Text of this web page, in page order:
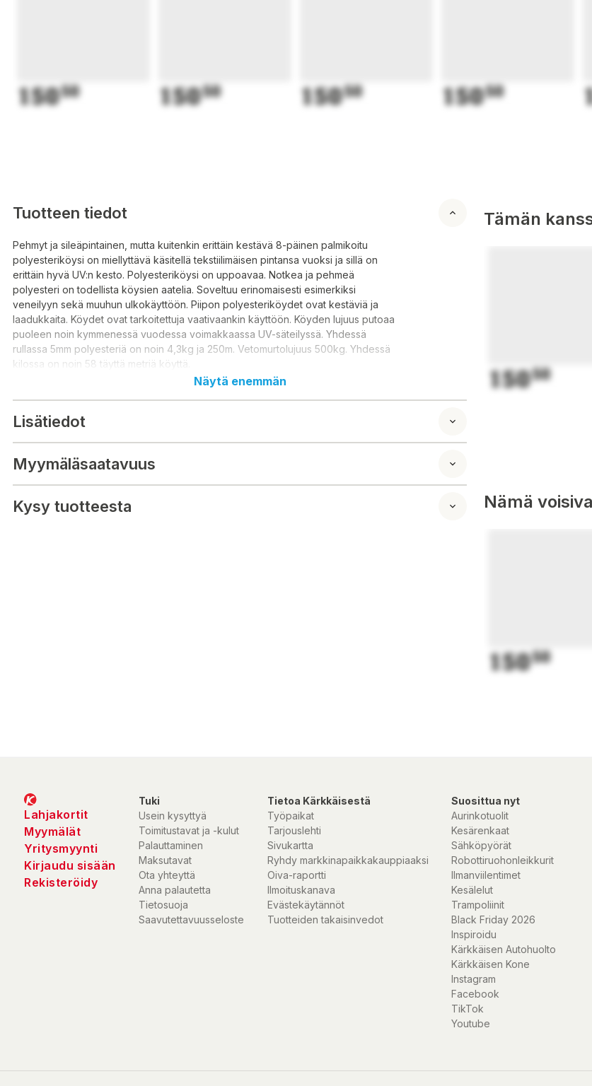
15050 15050 15050 15050
Tuotteen tiedot
Pehmyt ja sileäpintainen, mutta kuitenkin erittäin kestävä 8-päinen palmikoitu
polyesteriköysi on miellyttävä käsitellä tekstiilimäisen pintansa vuoksi ja sillä on
erittäin hyvä UV:n kesto. Polyesteriköysi on uppoavaa. Notkea ja pehmeä
polyesteri on todellista köysien aatelia. Soveltuu erinomaisesti esimerkiksi
veneilyyn sekä muuhun ulkokäyttöön. Piipon polyesteriköydet ovat kestäviä ja
laadukkaita. Köydet ovat tarkoitettuja vaativaankin käyttöön. Köyden lujuus putoaa
puoleen noin kymmenessä vuodessa voimakkaassa UV-säteilyssä. Yhdessä
rullassa 5mm polyesteriä on noin 4,3kg ja 250m. Vetomurtolujuus 500kg. Yhdessä
kilossa on noin 58 täyttä metriä köyttä.
Näytä enemmän
Lisätiedot
Myymäläsaatavuus
Kysy tuotteesta
Tämän
15050
Nämä
15050
Lahjakortit
Myymälät
Yritysmyynti
Kirjaudu sisään
Rekisteröidy
Tuki
Usein kysyttyä
Toimitustavat ja -kulut
Palauttaminen
Maksutavat
Ota yhteyttä
Anna palautetta
Tietosuoja
Saavutettavuusseloste
Tietoa Kärkkäisestä
Työpaikat
Tarjouslehti
Sivukartta
Ryhdy markkinapaikkakauppiaaksi
Oiva-raportti
Ilmoituskanava
Evästekäytännöt
Tuotteiden takaisinvedot
Suosittua nyt
Aurinkotuolit
Kesärenkaat
Sähköpyörät
Robottiruohonleikkurit
Ilmanviilentimet
Kesälelut
Trampoliinit
Black Friday 2026
Inspiroidu
Kärkkäisen Autohuolto
Kärkkäisen Kone
Instagram
Facebook
TikTok
Youtube